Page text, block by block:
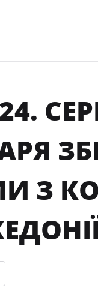
З